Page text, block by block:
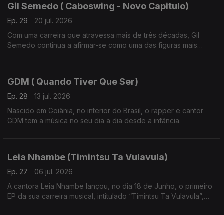
Gil Semedo ( Caboswing - Novo Capitulo)
Ep. 29
20 jul. 2026
Com uma carreira que atravessa mais de três décadas, Gil
Semedo continua a afirmar-se como uma das figuras mais
GDM ( Quando Tiver Que Ser)
Ep. 28
13 jul. 2026
Nascido em Goiânia, no interior do Brasil, o rapper e cantor
GDM tem a música no seu dia a dia desde a infância.
Leia Nhambe (Timintsu Ta Vulavula)
Ep. 27
06 jul. 2026
A cantora Leia Nhambe lançou, no dia 18 de Junho, o primeiro
EP da sua carreira musical, intitulado “Timintsu Ta Vulavula”,